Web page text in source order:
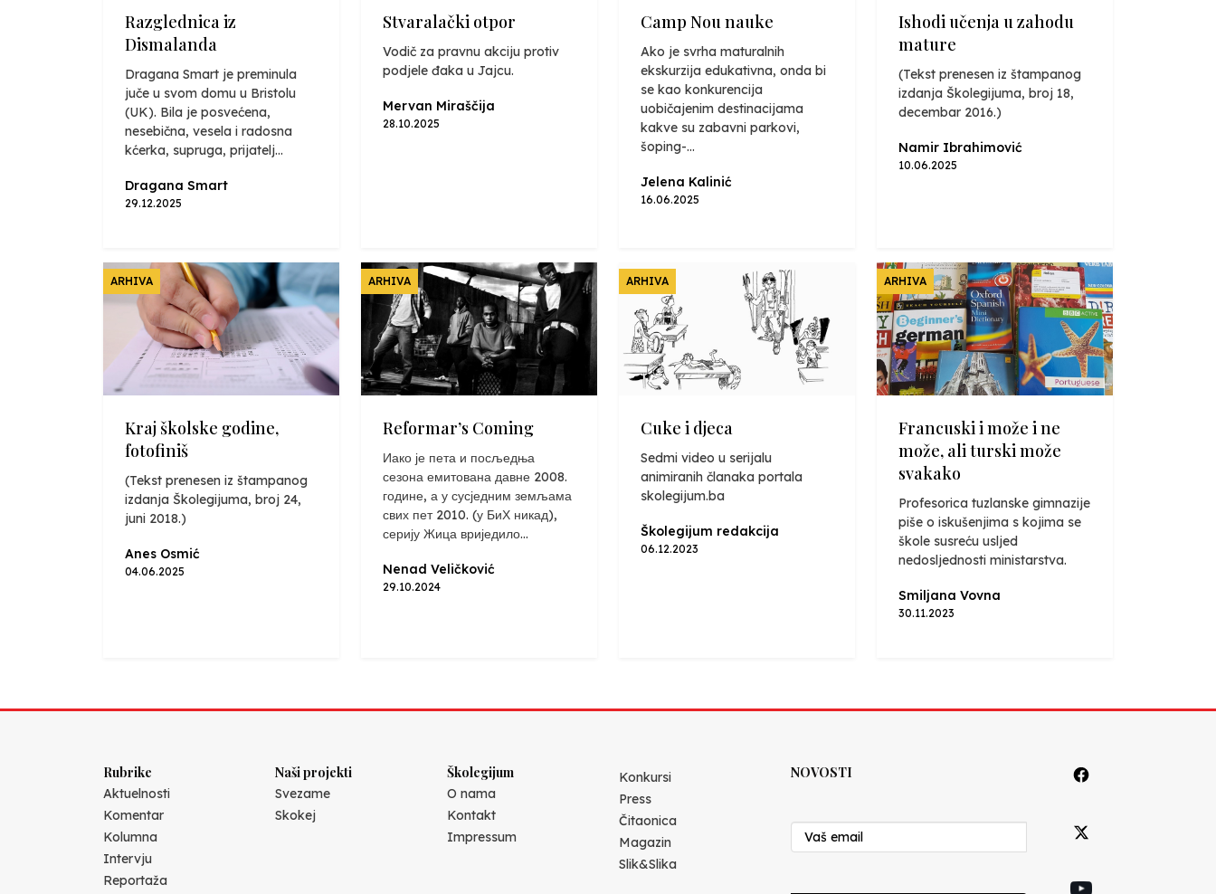
Razglednica iz
Dismalanda
Dragana Smart je preminula
juče u svom domu u Bristolu
(UK). Bila je posvećena,
nesebična, vesela i radosna
kćerka, supruga, prijatelj...
Dragana Smart
29.12.2025
Stvaralački otpor
Vodič za pravnu akciju protiv
podjele đaka u Jajcu.
Mervan Miraščija
28.10.2025
Camp Nou nauke
Ako je svrha maturalnih
ekskurzija edukativna, onda bi
se kao konkurencija
uobičajenim destinacijama
kakve su zabavni parkovi,
šoping-...
Jelena Kalinić
16.06.2025
Ishodi učenja u zahodu
mature
(Tekst prenesen iz štampanog
izdanja Školegijuma, broj 18,
decembar 2016.)
Namir Ibrahimović
10.06.2025
ARHIVA
Kraj školske godine,
fotofiniš
(Tekst prenesen iz štampanog
izdanja Školegijuma, broj 24,
juni 2018.)
Anes Osmić
04.06.2025
ARHIVA
Reformar’s Coming
Иако је пета и посљедња
сезона емитована давне 2008.
године, а у сусједним земљама
свих пет 2010. (у БиХ никад),
серију Жица вриједило...
Nenad Veličković
29.10.2024
ARHIVA
Cuke i djeca
Sedmi video u serijalu
animiranih članaka portala
skolegijum.ba
Školegijum redakcija
06.12.2023
ARHIVA
Francuski i može i ne
može, ali turski može
svakako
Profesorica tuzlanske gimnazije
piše o iskušenjima s kojima se
škole susreću usljed
nedosljednosti ministarstva.
Smiljana Vovna
30.11.2023
Rubrike
Aktuelnosti
Komentar
Kolumna
Intervju
Reportaža
Naši projekti
Svezame
Skokej
Školegijum
O nama
Kontakt
Impressum
Konkursi
Press
Čitaonica
Magazin
Slik&Slika
NOVOSTI